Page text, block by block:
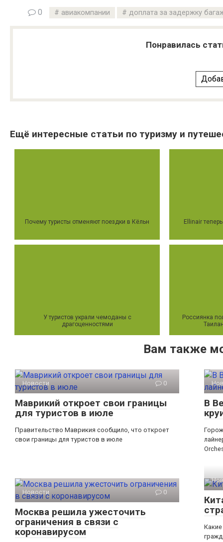
0 авиакомпании доплата за задержку
Понравилась
Ещё интересные статьи по туризму и
Почему туристы отменяют поездки в Кёльн Ellinair
У туристов украли чемоданы с
драгоценностями
Россиянка
Вам также
Новости 0
Маврикий откроет свои границы
для туристов в июле
Правительство Маврикия сообщило, что откроет
свои границы для туристов в июле
В
Новости 0
Москва решила ужесточить
ограничения в связи с
коронавирусом